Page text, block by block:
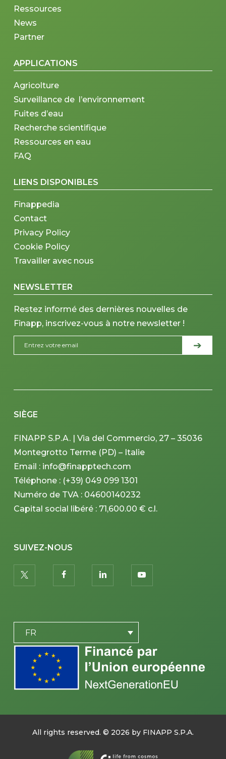
Ressources
News
Partner
APPLICATIONS
Agricolture
Surveillance de l’environnement
Fuites d’eau
Recherche scientifique
Ressources en eau
FAQ
LIENS DISPONIBLES
Finappedia
Contact
Privacy Policy
Cookie Policy
Travailler avec nous
NEWSLETTER
Restez informé des dernières nouvelles de
Finapp, inscrivez-vous à notre newsletter !
SIÈGE
FINAPP S.P.A. | Via del Commercio, 27 – 35036
Montegrotto Terme (PD) – Italie
Email : info@finapptech.com
Téléphone : (+39) 049 099 1301
Numéro de TVA : 04600140232
Capital social libéré : 71,600.00 € c.l.
SUIVEZ-NOUS
twitter facebooklinkedin youtube
FR
All rights reserved. © 2026 by FINAPP S.P.A.